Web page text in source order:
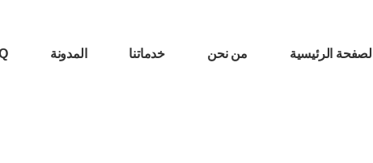
الصفحة الرئيسية من نحن خدماتنا المدونة